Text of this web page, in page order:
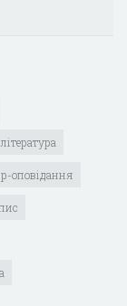
оповідання